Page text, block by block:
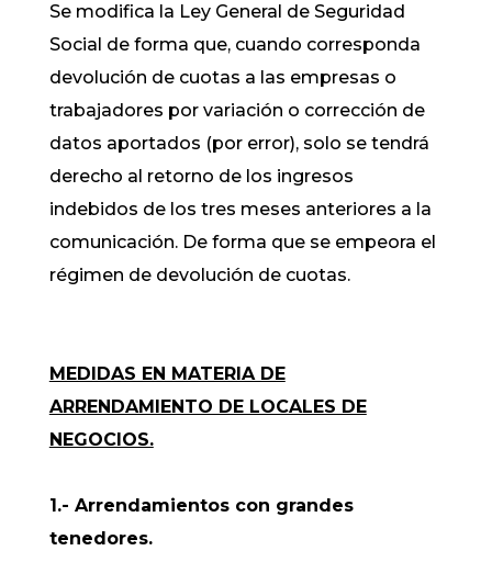
Se modifica la Ley General de Seguridad
Social de forma que, cuando corresponda
devolución de cuotas a las empresas o
trabajadores por variación o corrección de
datos aportados (por error), solo se tendrá
derecho al retorno de los ingresos
indebidos de los tres meses anteriores a la
comunicación. De forma que se empeora el
régimen de devolución de cuotas.
MEDIDAS EN MATERIA DE
ARRENDAMIENTO DE LOCALES DE
NEGOCIOS.
1.- Arrendamientos con grandes
tenedores.